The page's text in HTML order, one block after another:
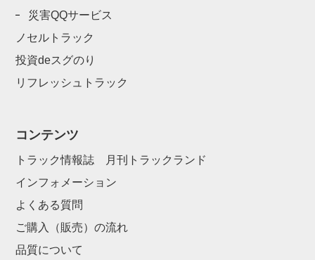
災害QQサービス
ノセルトラック
投資deスグのり
リフレッシュトラック
コンテンツ
トラック情報誌 月刊トラックランド
インフォメーション
よくある質問
ご購入（販売）の流れ
品質について